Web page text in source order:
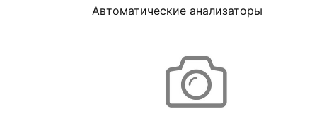
Автоматические анализаторы